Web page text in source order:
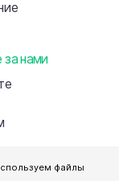
за нами
файлы